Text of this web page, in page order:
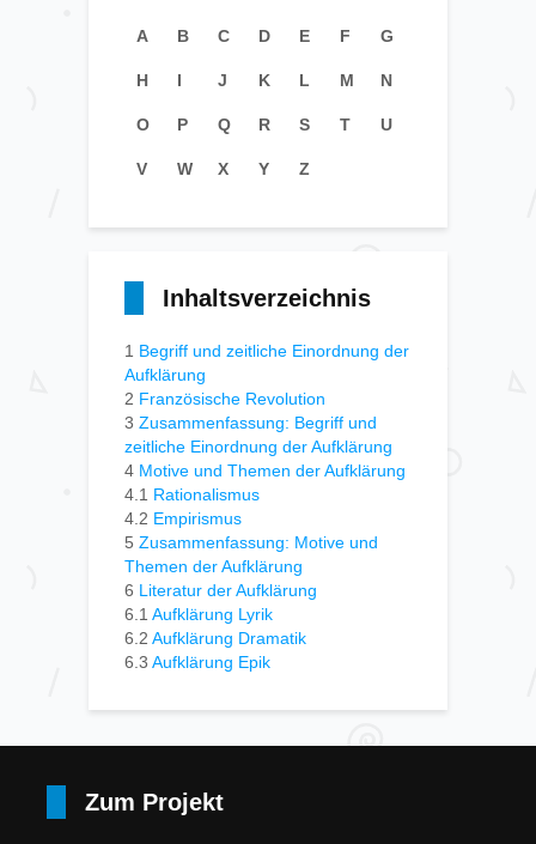
A B C D E F G
H I J K L M N
O P Q R S T U
V W X Y Z
Inhaltsverzeichnis
1 Begriff und zeitliche Einordnung der
Aufklärung
2 Französische Revolution
3 Zusammenfassung: Begriff und
zeitliche Einordnung der Aufklärung
4 Motive und Themen der Aufklärung
4.1 Rationalismus
4.2 Empirismus
5 Zusammenfassung: Motive und
Themen der Aufklärung
6 Literatur der Aufklärung
6.1 Aufklärung Lyrik
6.2 Aufklärung Dramatik
6.3 Aufklärung Epik
Zum Projekt